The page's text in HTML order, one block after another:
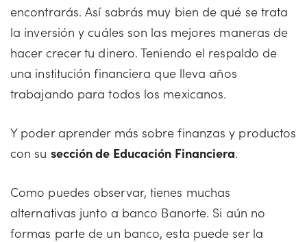
encontrarás. Así sabrás muy bien de qué se trata
la inversión y cuáles son las mejores maneras de
hacer crecer tu dinero. Teniendo el respaldo de
una institución financiera que lleva años
trabajando para todos los mexicanos.
Y poder aprender más sobre finanzas y productos
con su sección de Educación Financiera.
Como puedes observar, tienes muchas
alternativas junto a banco Banorte. Si aún no
formas parte de un banco, esta puede ser la